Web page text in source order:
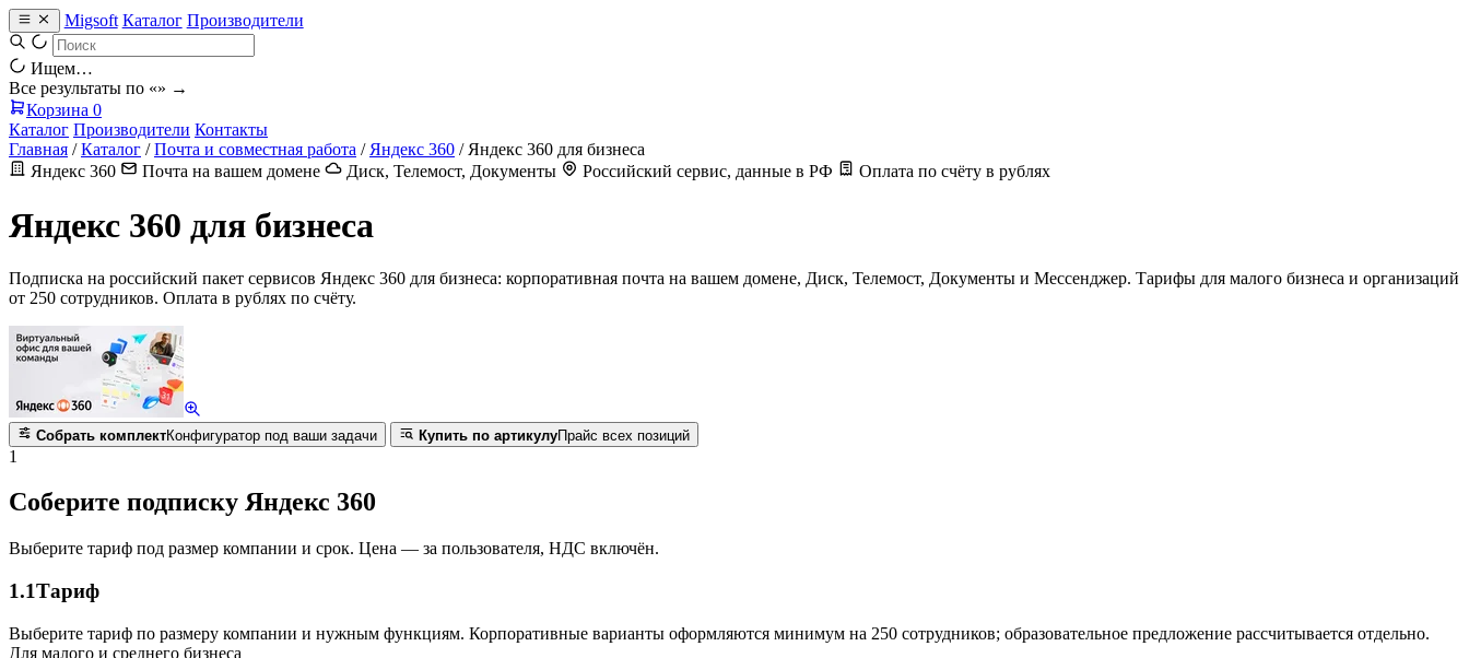
Migsoft Каталог Производители
Ищем…
Все результаты по «» →
Корзина 0
Каталог Производители Контакты
Главная / Каталог / Почта и совместная работа / Яндекс 360 / Яндекс 360 для бизнеса
Яндекс 360
Почта на вашем домене Диск, Телемост, Документы Российский сервис, данные в РФ Оплата по счёту в рублях
Яндекс 360 для бизнеса
Подписка на российский пакет сервисов Яндекс 360 для бизнеса: корпоративная почта на вашем домене, Диск, Телемост, Документы и Мессенджер. Тарифы для малого бизнеса и организаций
от 250 сотрудников. Оплата в рублях по счёту.
Собрать комплектКонфигуратор под ваши задачи Купить по артикулуПрайс всех позиций
1
Соберите подписку Яндекс 360
Выберите тариф под размер компании и срок. Цена — за пользователя, НДС включён.
1.1Тариф
Выберите тариф по размеру компании и нужным функциям. Корпоративные варианты оформляются минимум на 250 сотрудников; образовательное предложение рассчитывается отдельно.
Для малого и среднего бизнеса